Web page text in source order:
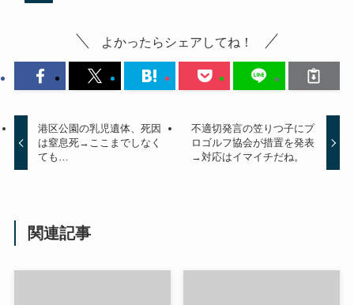
よかったらシェアしてね！
港区公園の乳児遺体、死因
は窒息死→ここまでしなく
ても…
不適切発言の笠りつ子にプ
ロゴルフ協会が措置を発表
→対応はイマイチだね。
関連記事